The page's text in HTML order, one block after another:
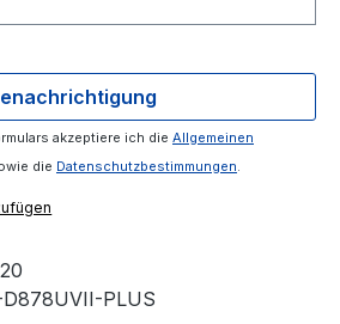
akzeptiere ich die Allgemeinen
die Datenschutzbestimmungen.
D878UVII-PLUS